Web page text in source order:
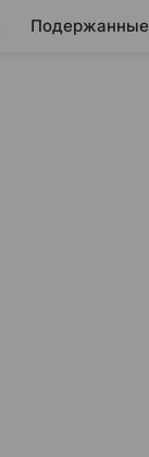
Подержанные